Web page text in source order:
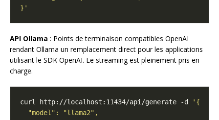
}'
API Ollama : Points de terminaison compatibles OpenAI
rendant Ollama un remplacement direct pour les applications
utilisant le SDK OpenAI. Le streaming est pleinement pris en
charge.
curl http://localhost:11434/api/generate -d